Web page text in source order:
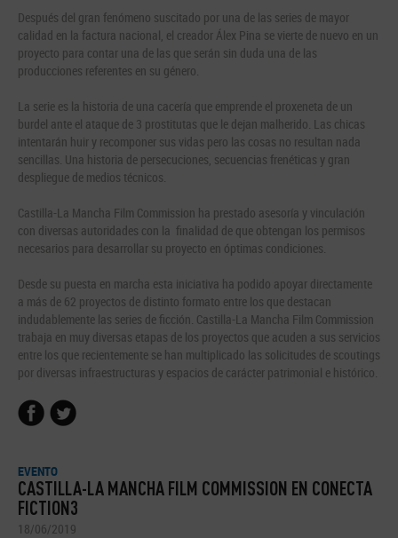
Después del gran fenómeno suscitado por una de las series de mayor
calidad en la factura nacional, el creador Álex Pina se vierte de nuevo en un
proyecto para contar una de las que serán sin duda una de las
producciones referentes en su género.
La serie es la historia de una cacería que emprende el proxeneta de un
burdel ante el ataque de 3 prostitutas que le dejan malherido. Las chicas
intentarán huir y recomponer sus vidas pero las cosas no resultan nada
sencillas. Una historia de persecuciones, secuencias frenéticas y gran
despliegue de medios técnicos.
Castilla-La Mancha Film Commission ha prestado asesoría y vinculación
con diversas autoridades con la finalidad de que obtengan los permisos
necesarios para desarrollar su proyecto en óptimas condiciones.
Desde su puesta en marcha esta iniciativa ha podido apoyar directamente
a más de 62 proyectos de distinto formato entre los que destacan
indudablemente las series de ficción. Castilla-La Mancha Film Commission
trabaja en muy diversas etapas de los proyectos que acuden a sus servicios
entre los que recientemente se han multiplicado las solicitudes de scoutings
por diversas infraestructuras y espacios de carácter patrimonial e histórico.
EVENTO
CASTILLA-LA MANCHA FILM COMMISSION EN CONECTA
FICTION3
18/06/2019